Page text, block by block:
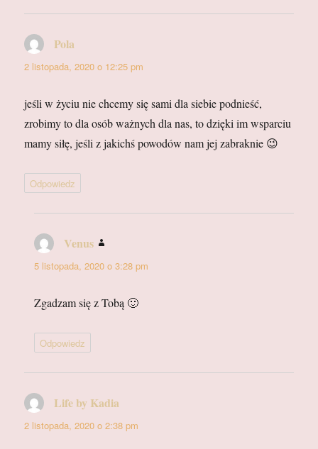
Pola
2 listopada, 2020 o 12:25 pm
jeśli w życiu nie chcemy się sami dla siebie podnieść,
zrobimy to dla osób ważnych dla nas, to dzięki im wsparciu
mamy siłę, jeśli z jakichś powodów nam jej zabraknie 😉
Odpowiedz
Venus
5 listopada, 2020 o 3:28 pm
Zgadzam się z Tobą 🙂
Odpowiedz
Life by Kadia
2 listopada, 2020 o 2:38 pm